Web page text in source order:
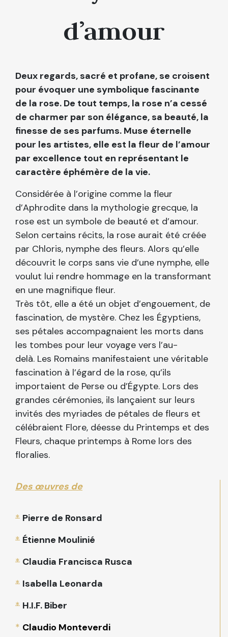
d’amour
Deux regards, sacré et profane, se croisent
pour évoquer une symbolique fascinante
de la rose. De tout temps, la rose n’a cessé
de charmer par son élégance, sa beauté, la
finesse de ses parfums. Muse éternelle
pour les artistes, elle est la fleur de l’amour
par excellence tout en représentant le
caractère éphémère de la vie.
Considérée à l’origine comme la fleur
d’Aphrodite dans la mythologie grecque, la
rose est un symbole de beauté et d’amour.
Selon certains récits, la rose aurait été créée
par Chloris, nymphe des fleurs. Alors qu’elle
découvrit le corps sans vie d’une nymphe, elle
voulut lui rendre hommage en la transformant
en une magnifique fleur.
Très tôt, elle a été un objet d’engouement, de
fascination, de mystère. Chez les Égyptiens,
ses pétales accompagnaient les morts dans
les tombes pour leur voyage vers l’au-
delà. Les Romains manifestaient une véritable
fascination à l’égard de la rose, qu’ils
importaient de Perse ou d’Égypte. Lors des
grandes cérémonies, ils lançaient sur leurs
invités des myriades de pétales de fleurs et
célébraient Flore, déesse du Printemps et des
Fleurs, chaque printemps à Rome lors des
floralies.
Des œuvres de
* Pierre de Ronsard
* Étienne Moulinié
* Claudia Francisca Rusca
* Isabella Leonarda
* H.I.F. Biber
* Claudio Monteverdi